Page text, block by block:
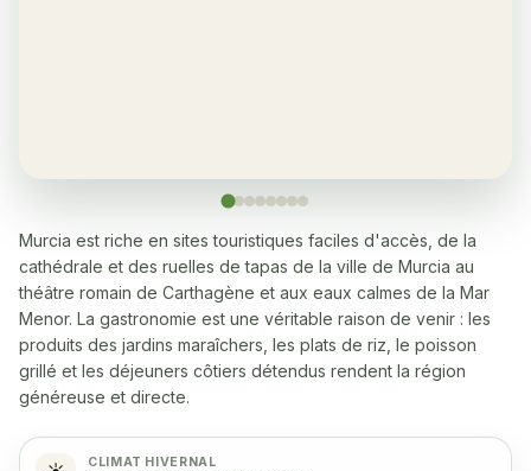
✓ Lave-linge
✓ Lave-vaisselle
Oui
✓ Micro-ondes
Oui
✓ Cuisinière
Murcia est riche en sites touristiques faciles d'accès, de la
cathédrale et des ruelles de tapas de la ville de Murcia au
théâtre romain de Carthagène et aux eaux calmes de la Mar
Menor. La gastronomie est une véritable raison de venir : les
produits des jardins maraîchers, les plats de riz, le poisson
grillé et les déjeuners côtiers détendus rendent la région
généreuse et directe.
CLIMAT HIVERNAL